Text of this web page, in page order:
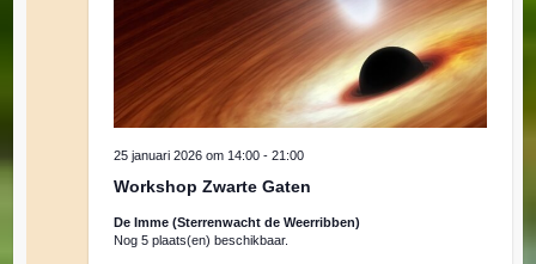
Workshop Zwarte Gaten
25 januari 2026 om 14:00 -21:00
De Imme (Sterrenwacht de Weerribben)
Nog 5 plaats(en) beschikbaar.